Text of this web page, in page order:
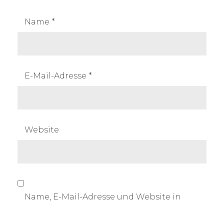
Name *
E-Mail-Adresse *
Website
Name, E-Mail-Adresse und Website in